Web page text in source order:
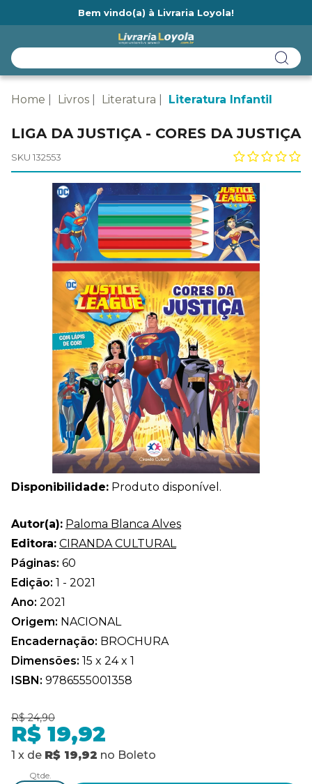
Bem vindo(a) à Livraria Loyola!
Home Livros Literatura Literatura Infantil
LIGA DA JUSTIÇA - CORES DA JUSTIÇA
SKU 132553
Disponibilidade: Produto disponível.
Autor(a): Paloma Blanca Alves
Editora: CIRANDA CULTURAL
Páginas: 60
Edição: 1 - 2021
Ano: 2021
Origem: NACIONAL
Encadernação: BROCHURA
Dimensões: 15 x 24 x 1
ISBN: 9786555001358
R$ 24,90
R$ 19,92
1 x de R$ 19,92 no Boleto
Qtde.